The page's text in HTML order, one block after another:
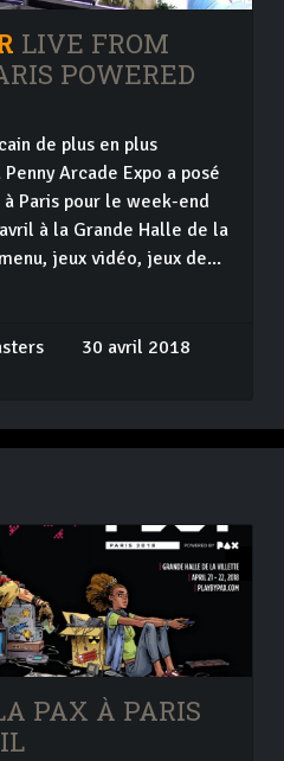
LIVE FROM
POWERED
de plus en plus
Arcade Expo a posé
à Paris pour le week-end
à la Grande Halle de la
jeux vidéo, jeux de...
30 avril 2018
PAX À PARIS